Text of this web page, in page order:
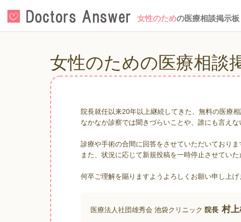
女性のための医療相談掲示板
女性のための医療相談
院長就任以来20年以上継続してきた、無料の医療相
なかなか診察では聞きづらいことや、誰にも言え
診療や手術の合間に回答をさせていただいており
また、状況に応じて新規投稿を一時停止させていた
何卒ご理解を賜りますようよろしくお願い申し上げ
医療法人社団雄秀会 池袋クリニック 院長 村